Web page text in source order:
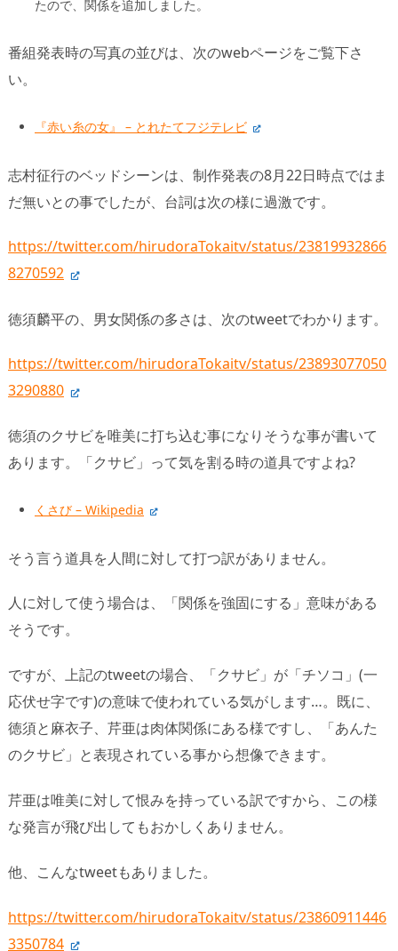
たので、関係を追加しました。
番組発表時の写真の並びは、次のwebページをご覧下さ
い。
『赤い糸の女』 – とれたてフジテレビ
志村征行のベッドシーンは、制作発表の8月22日時点ではま
だ無いとの事でしたが、台詞は次の様に過激です。
https://twitter.com/hirudoraTokaitv/status/23819932866
8270592
徳須麟平の、男女関係の多さは、次のtweetでわかります。
https://twitter.com/hirudoraTokaitv/status/23893077050
3290880
徳須のクサビを唯美に打ち込む事になりそうな事が書いて
あります。「クサビ」って気を割る時の道具ですよね?
くさび – Wikipedia
そう言う道具を人間に対して打つ訳がありません。
人に対して使う場合は、「関係を強固にする」意味がある
そうです。
ですが、上記のtweetの場合、「クサビ」が「チソコ」(一
応伏せ字です)の意味で使われている気がします…。既に、
徳須と麻衣子、芹亜は肉体関係にある様ですし、「あんた
のクサビ」と表現されている事から想像できます。
芹亜は唯美に対して恨みを持っている訳ですから、この様
な発言が飛び出してもおかしくありません。
他、こんなtweetもありました。
https://twitter.com/hirudoraTokaitv/status/23860911446
3350784